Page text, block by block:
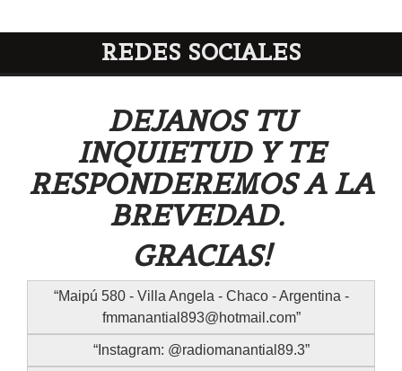
REDES SOCIALES
DEJANOS TU
INQUIETUD Y TE
RESPONDEREMOS A LA
BREVEDAD.
GRACIAS!
Maipú 580 - Villa Angela - Chaco - Argentina -
fmmanantial893@hotmail.com
Instagram: @radiomanantial89.3